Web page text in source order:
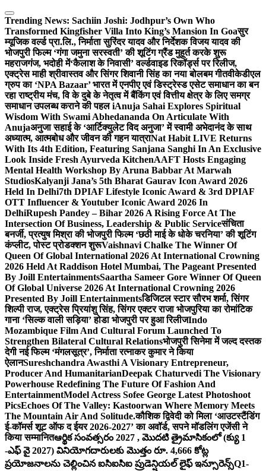
Skip
to
content
Trending News: Sachiin Joshi: Jodhpur’s Own Who
Transformed Kingfisher Villa Into King’s Mansion In Goaसुर
म्यूजिक वर्ल्ड प्रा.लि., निर्माता सुरिंदर यादव और निर्देशक विजय यादव की
भोजपुरी फिल्म ‘गंगा जमुना सरस्वती’ की शूटिंग ग्रैंड मुहूर्त करके शुरू
महराजगंज, भदोही में‘कैलाश के निवासी’ वर्ल्डवाइड रिकॉर्ड्स पर रिलीज,
एक्ट्रेस माही श्रीवास्तव और सिंगर शिवानी सिंह का नया बोलबम गीतवीकेडीएल
ग्रुप का ‘NPA Bazaar’ भारत में एनपीए एवं डिस्ट्रेस्ड एसेट समाधान का बन
रहा राष्ट्रीय मंच, वि के दुबे के नेतृत्व में बैंकिंग एवं वित्तीय क्षेत्र के लिए समग्र
समाधान उपलब्ध कराने की पहल iAnuja Sahai Explores Spiritual
Wisdom With Swami Abhedananda On Articulate With
Anujaअनुजा सहाई के ‘आर्टिक्युलेट विद अनुजा’ में स्वामी अभेदानंद के साथ
अध्यात्म, आत्मबोध और जीवन की गहन यात्राNat Habit LIVE Returns
With Its 4th Edition, Featuring Sanjana Sanghi In An Exclusive
Look Inside Fresh Ayurveda KitchenAAFT Hosts Engaging
Mental Health Workshop By Aruna Babbar At Marwah
StudiosKalyanji Jana’s 5th Bharat Gaurav Icon Award 2026
Held In Delhi7th DPIAF Lifestyle Iconic Award & 3rd DPIAF
OTT Influencer & Youtuber Iconic Award 2026 In
DelhiRupesh Pandey – Bihar 2026 A Rising Force At The
Intersection Of Business, Leadership & Public Serviceसंचिता
बनर्जी, प्रत्युष मिश्रा की भोजपुरी फिल्म ‘छठी माई के धोके चरनिया’ की शूटिंग
कंप्लीट, पोस्ट प्रोडक्शन शुरूVaishnavi Chalke The Winner Of
Queen Of Global International 2026 At International Crowning
2026 Held At Raddison Hotel Mumbai, The Pageant Presented
By Joill EntertainmentsSaartha Sameer Gore Winner Of Queen
Of Global Universe 2026 At International Crowning 2026
Presented By Joill Entertainmentsडिजिटल स्टार सौरभ शर्मा, सिंगर
शिल्पी राज, एक्ट्रेस प्रियांशु सिंह, सिंगर एक्टर राजा भोजपुरिया का रोमांटिक
गाना ‘सिल्क वाली सड़िया’ होडा भोजपुरी पर हुआ रिलीजIndo
Mozambique Film And Cultural Forum Launched To
Strengthen Bilateral Cultural Relationsभोजपुरी सिनेमा में जल्द दस्तक
देगी नई फिल्म ‘मंगलसूत्र’, निर्माता रत्नाकर कुमार ने किया
ऐलानSureshchandra Awasthi A Visionary Entrepreneur,
Producer And HumanitarianDeepak Chaturvedi The Visionary
Powerhouse Redefining The Future Of Fashion And
EntertainmentModel Actress Sofee George Latest Photoshoot
PicsEchoes Of The Valley: Kastoorwan Where Memory Meets
The Mountain Air And Solitude.कौशिक द्विवेदी को मिला ‘आउटस्टैंडिंग
ई-कॉमर्स शूट ऑफ द ईयर 2026-2027’ का अवॉर्ड, सपने मॉडलिंग एजेंसी ने
किया सम्मानितఆర్థిక సంవత్సరం 2027 , మొదటి త్రైమాసికంలో (క్యు 1
-ఎఫ్ వై 2027) వినియోగదారులకు మొత్తం రూ. 4,666 కోట్ల
ప్రయోజనాలను చెల్లించిన ఐసిఐసిఐ ప్రుడెన్షియల్ లైఫ్ ఇన్సూరెన్స్Q1-